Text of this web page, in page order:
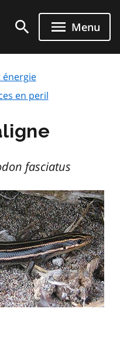
Menu
en peril
fasciatus